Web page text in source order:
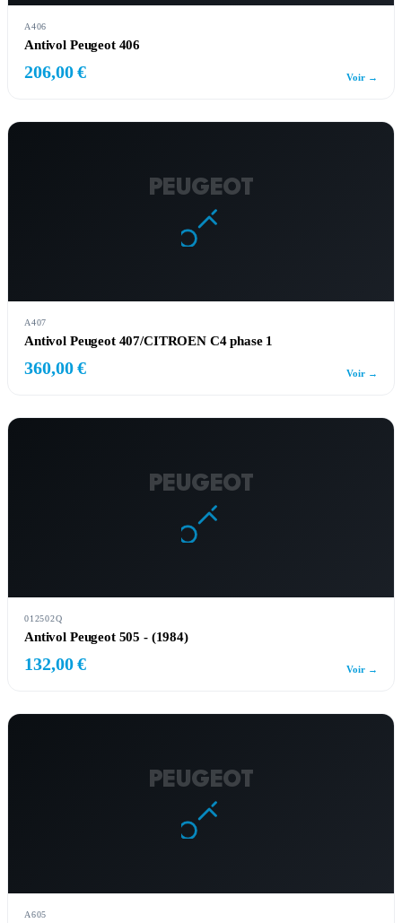
A406
Antivol Peugeot 406
206,00 € Voir →
PEUGEOT
A407
Antivol Peugeot 407/CITROEN C4 phase 1
360,00 € Voir →
PEUGEOT
012502Q
Antivol Peugeot 505 - (1984)
132,00 € Voir →
PEUGEOT
A605